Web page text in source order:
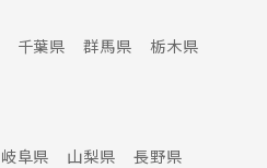
千葉県 群馬県
栃木県
岐阜県 山梨県
長野県